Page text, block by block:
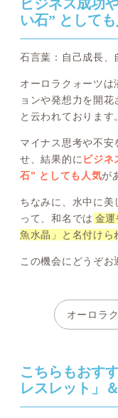
ビジネス成功
い石” として
石言葉：自己成長、
オーロラクォーツ
ョンや発想力を開
と云われております。
マイナス思考や不
せ、結果的にビジネ
石” としても人気が
ちなみに、水中に美
って、和名では 金
魚水晶」と名付けら
この機会にどうぞ
オーロラ
こちらもおす
レスレット」